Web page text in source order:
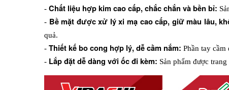
- Chất liệu hợp kim cao cấp, chắc chắn và bền bỉ:
- Bề mặt được xử lý xi mạ cao cấp, giữ màu lâu,
quả.
- Thiết kế bo cong hợp lý, dễ cầm nắm: Phần tay
- Lắp đặt dễ dàng với ốc đi kèm: Sản phẩm được